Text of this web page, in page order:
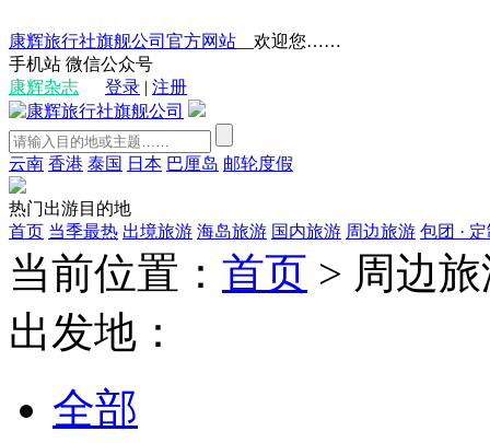
康辉旅行社旗舰公司官方网站 __欢迎您……
手机站 微信公众号
康辉杂志
登录 | 注册
云南 香港 泰国 日本 巴厘岛 邮轮度假
热门出游目的地
首页 当季最热 出境旅游 海岛旅游 国内旅游 周边旅游 包团 ·
当前位置： 首页 > 周边
出发地：
全部